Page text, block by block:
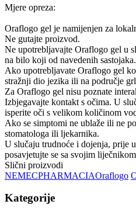
Mjere opreza:
Oraflogo gel je namijenjen za
Ne gutajte proizvod.
Ne upotrebljavajte Oraflogo gel u
na bilo koji od navedenih sastojaka.
Ako upotrebljavate Oraflogo gel
stražnji dio jezika ili na područje
Za Oraflogo gel nisu poznate
Izbjegavajte kontakt s očima. U
isperite oči s velikom količinom
Ako se simptomi ne ublaže ili ne
stomatologa ili ljekarnika.
U slučaju trudnoće i dojenja, prije
posavjetujte se sa svojim
Slični proizvodi
NEMECPHARMACIAOraflogo
Kategorije